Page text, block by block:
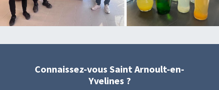
Connaissez-vous Saint Arnoult-en-
Yvelines ?